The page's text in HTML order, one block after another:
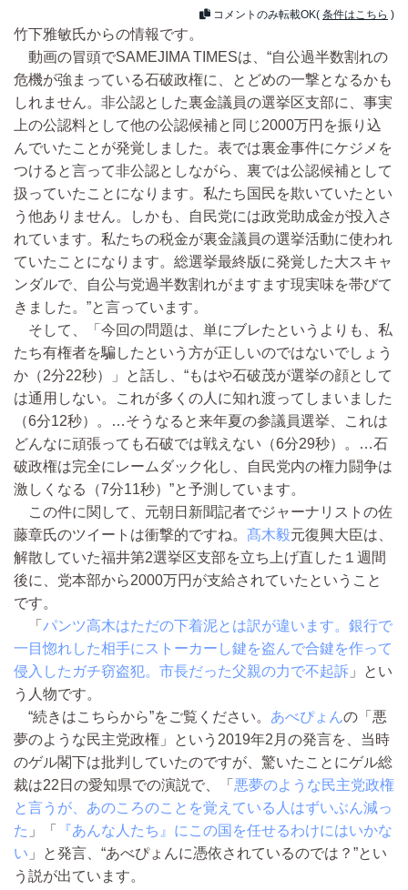
コメントのみ転載OK( 条件はこちら )
竹下雅敏氏からの情報です。
動画の冒頭でSAMEJIMA TIMESは、“自公過半数割れの
危機が強まっている石破政権に、とどめの一撃となるかも
しれません。非公認とした裏金議員の選挙区支部に、事実
上の公認料として他の公認候補と同じ2000万円を振り込
んでいたことが発覚しました。表では裏金事件にケジメを
つけると言って非公認としながら、裏では公認候補として
扱っていたことになります。私たち国民を欺いていたとい
う他ありません。しかも、自民党には政党助成金が投入さ
れています。私たちの税金が裏金議員の選挙活動に使われ
ていたことになります。総選挙最終版に発覚した大スキャ
ンダルで、自公与党過半数割れがますます現実味を帯びて
きました。”と言っています。
そして、「今回の問題は、単にブレたというよりも、私
たち有権者を騙したという方が正しいのではないでしょう
か（2分22秒）」と話し、“もはや石破茂が選挙の顔として
は通用しない。これが多くの人に知れ渡ってしまいました
（6分12秒）。…そうなると来年夏の参議員選挙、これは
どんなに頑張っても石破では戦えない（6分29秒）。…石
破政権は完全にレームダック化し、自民党内の権力闘争は
激しくなる（7分11秒）”と予測しています。
この件に関して、元朝日新聞記者でジャーナリストの佐
藤章氏のツイートは衝撃的ですね。 髙木毅元復興大臣は、
解散していた福井第2選挙区支部を立ち上げ直した１週間
後に、党本部から2000万円が支給されていたということ
です。
「 パンツ高木はただの下着泥とは訳が違います。銀行で
一目惚れした相手にストーカーし鍵を盗んで合鍵を作って
侵入したガチ窃盗犯。市長だった父親の力で不起訴 」とい
う人物です。
“続きはこちらから”をご覧ください。 あべぴょんの「悪
夢のような民主党政権」という2019年2月の発言を、当時
のゲル閣下は批判していたのですが、驚いたことにゲル総
裁は22日の愛知県での演説で、「 悪夢のような民主党政権
と言うが、あのころのことを覚えている人はずいぶん減っ
た 」「
『あんな人たち』にこの国を任せるわけにはいかな
い 」と発言、“あべぴょんに憑依されているのでは？”とい
う説が出ています。